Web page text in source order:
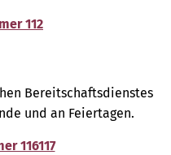
112
Bereitschaftsdienstes
und an Feiertagen.
116117